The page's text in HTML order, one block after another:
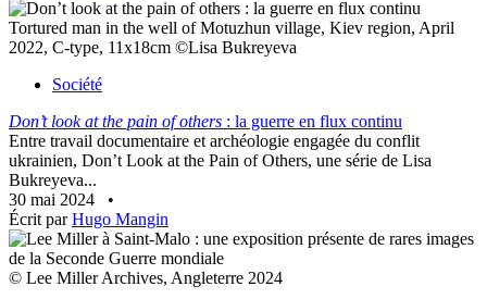
Tortured man in the well of Motuzhun village, Kiev region, April
2022, C-type, 11x18cm ©Lisa Bukreyeva
Société
Don’t look at the pain of others : la guerre en flux continu
Entre travail documentaire et archéologie engagée du conflit
ukrainien, Don’t Look at the Pain of Others, une série de Lisa
Bukreyeva...
30 mai 2024
•
Écrit parHugo Mangin
© Lee Miller Archives, Angleterre 2024